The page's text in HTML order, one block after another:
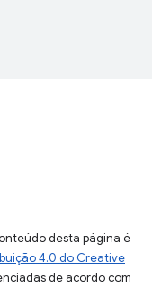
desta página é
4.0 do Creative
de acordo com